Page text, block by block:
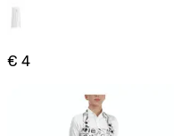
€ 4